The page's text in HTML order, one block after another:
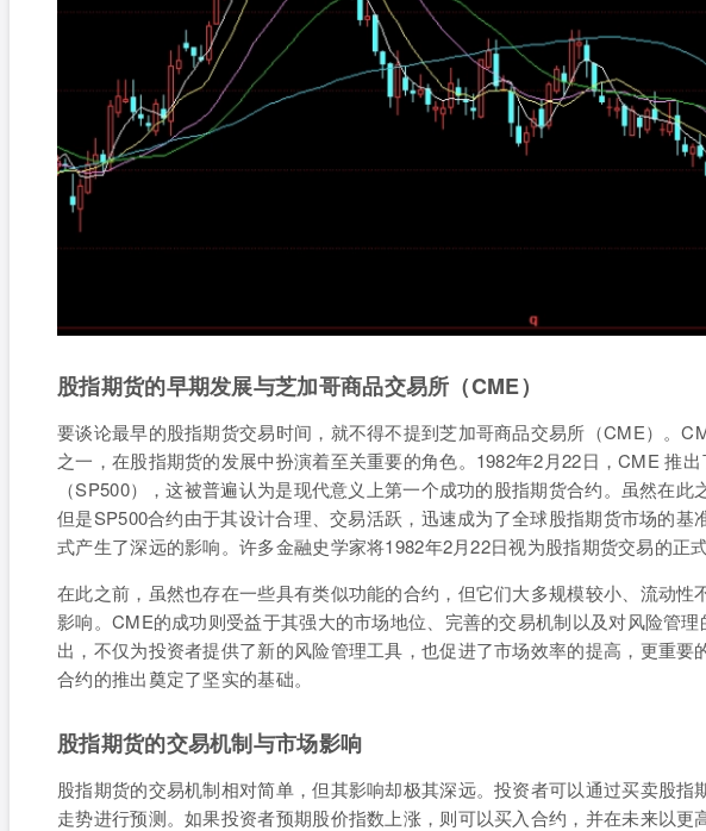
股指期货的早期发展与芝加哥商品交易所（CME）
要谈论最早的股指期货交易时间，就不得不提到芝加哥商品交易所（CME）。
之一，在股指期货的发展中扮演着至关重要的角色。1982年2月22日，CME 推
（SP500），这被普遍认为是现代意义上第一个成功的股指期货合约。虽然在此
但是SP500合约由于其设计合理、交易活跃，迅速成为了全球股指期货市场的基
式产生了深远的影响。许多金融史学家将1982年2月22日视为股指期货交易的正式
在此之前，虽然也存在一些具有类似功能的合约，但它们大多规模较小、流动性
影响。CME的成功则受益于其强大的市场地位、完善的交易机制以及对风险管
出，不仅为投资者提供了新的风险管理工具，也促进了市场效率的提高，更重要
合约的推出奠定了坚实的基础。
股指期货的交易机制与市场影响
股指期货的交易机制相对简单，但其影响却极其深远。投资者可以通过买卖股指
走势进行预测。如果投资者预期股价指数上涨，则可以买入合约，并在未来以更